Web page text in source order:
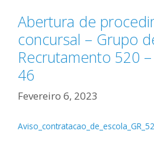
Abertura de
concursal – Grupo
Recrutamento 520
46
Fevereiro 6, 2023